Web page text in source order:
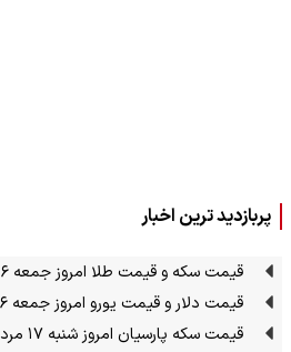
پربازدید ترین اخبار
قیمت سکه و قیمت طلا امروز جمعه ۱۶ مرداد ۱۴۰۵ + جدول
قیمت دلار و قیمت یورو امروز جمعه ۱۶ مرداد ۱۴۰۵ + جدول
قیمت سکه پارسیان امروز شنبه ۱۷ مرداد ۱۴۰۵ / سکه ۱۰۰ سوت چند؟